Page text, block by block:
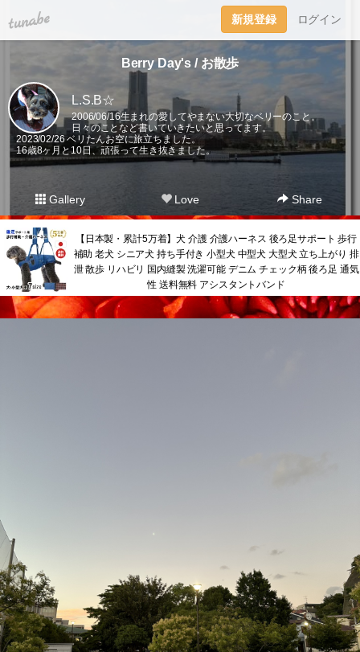
tuna.be 新規登録 ログイン
Berry Day's / お散歩
L.S.B☆
2006/06/16生まれの愛してやまない大切なベリーのこと。
日々のことなど書いていきたいと思ってます。
2023/02/26 ベリたんお空に旅立ちました。
16歳8ヶ月と10日、頑張って生き抜きました。
Gallery Love Share
【日本製・累計5万着】犬 介護 介護ハーネス 後ろ足サポート 歩行
補助 老犬 シニア犬 持ち手付き 小型犬 中型犬 大型犬 立ち上がり 排
泄 散歩 リハビリ 国内縫製 洗濯可能 デニム チェック柄 後ろ足 通気
性 送料無料 アシスタントバンド